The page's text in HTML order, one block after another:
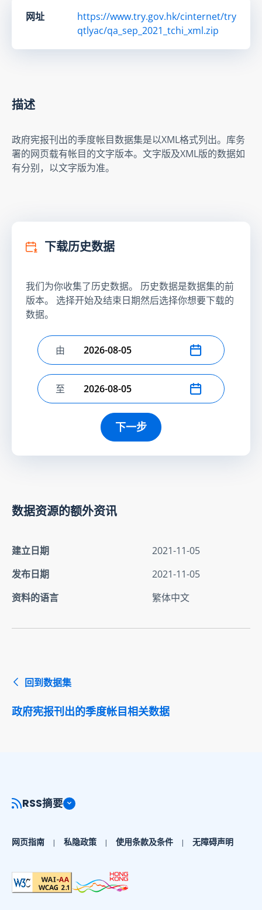
网址
https://www.try.gov.hk/cinternet/try
qtlyac/qa_sep_2021_tchi_xml.zip
描述
政府宪报刊出的季度帐目数据集是以XML格式列出。库务
署的网页载有帐目的文字版本。文字版及XML版的数据如
有分别，以文字版为准。
下载历史数据
我们为你收集了历史数据。 历史数据是数据集的前
版本。 选择开始及结束日期然后选择你想要下载的
数据。
选择开始日期
由
选择结束日期
至
下一步
数据资源的额外资讯
建立日期
2021-11-05
发布日期
2021-11-05
资料的语言
繁体中文
回到数据集
政府宪报刊出的季度帐目相关数据
RSS摘要
网页指南 私隐政策 使用条款及条件 无障碍声明